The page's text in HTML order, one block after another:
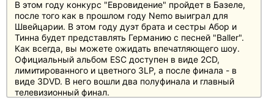
В этом году конкурс "Евровидение" пройдет в Базеле,
после того как в прошлом году Nemo выиграл для
Швейцарии. В этом году дуэт брата и сестры Абор и
Тинна будет представлять Германию с песней "Baller".
Как всегда, вы можете ожидать впечатляющего шоу.
Официальный альбом ESC доступен в виде 2CD,
лимитированного и цветного 3LP, а после финала - в
виде 3DVD. В него вошли два полуфинала и главный
телевизионный финал.